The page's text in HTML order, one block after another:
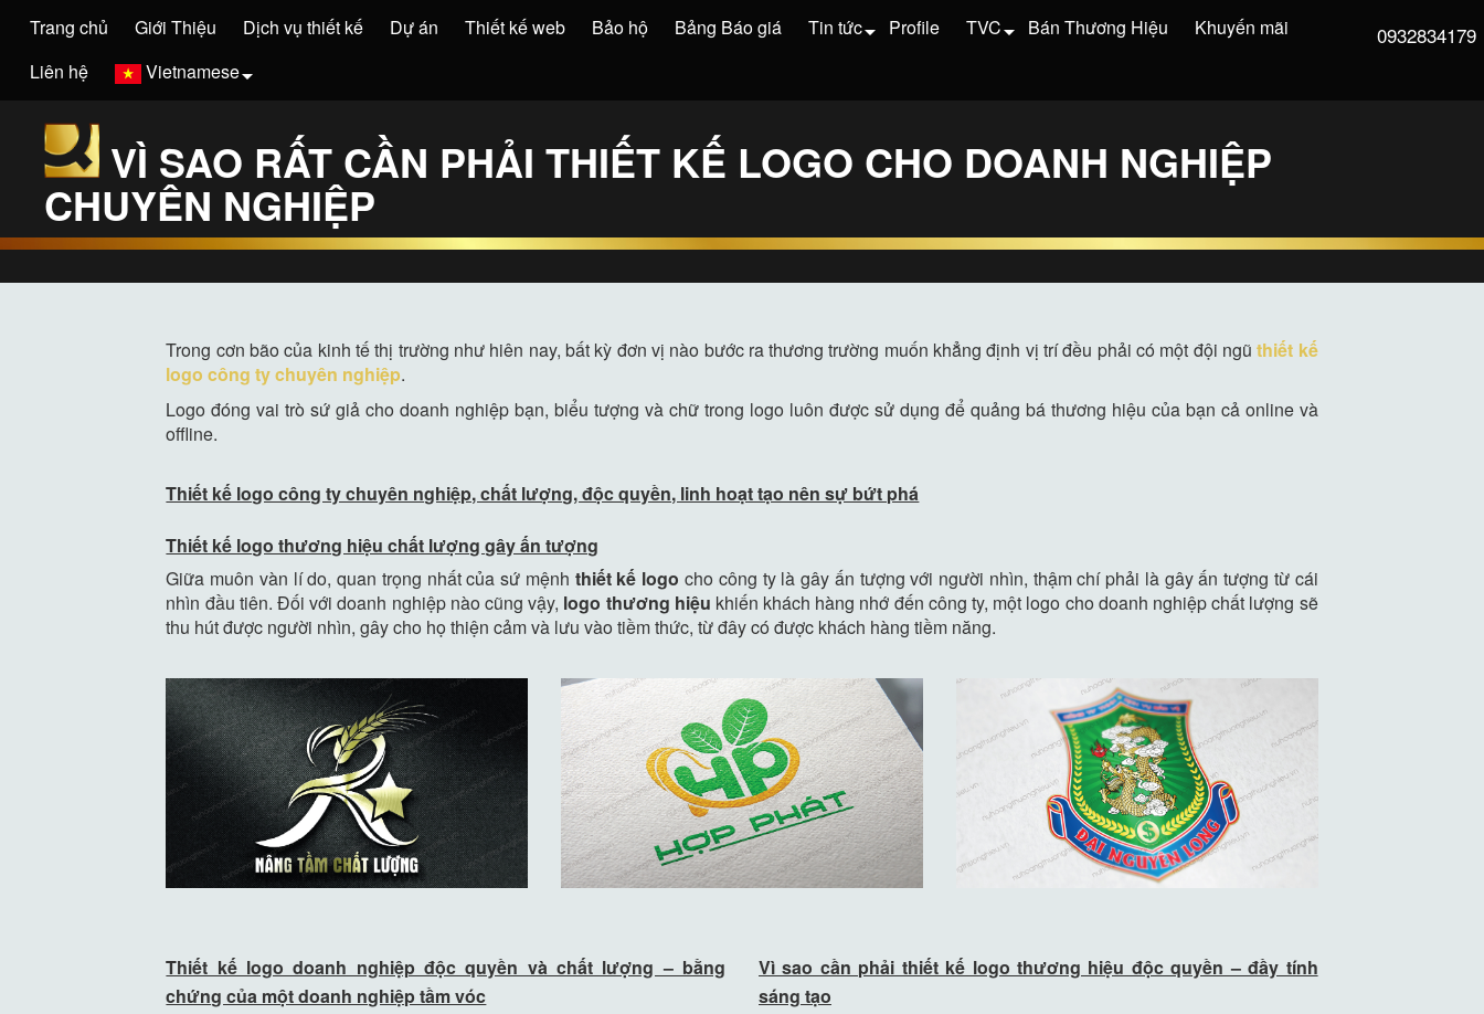
0932834179
Trang chủ Giới Thiệu Dịch vụ thiết kế Dự án Thiết kế web Bảo hộ Bảng Báo giá Tin tức Profile TVC Bán Thương Hiệu
Khuyến mãi
Liên hệ
Vietnamese
VÌ SAO RẤT CẦN PHẢI THIẾT KẾ LOGO CHO DOANH NGHIỆP
CHUYÊN NGHIỆP
Trong cơn bão của kinh tế thị trường như hiên nay, bất kỳ đơn vị nào bước ra thương trường muốn khẳng định vị trí đều phải có một đội ngũthiết kế
logo công ty chuyên nghiệp.
Logo đóng vai trò sứ giả cho doanh nghiệp bạn, biểu tượng và chữ trong logo luôn được sử dụng để quảng bá thương hiệu của bạn cả online và
offline.
Thiết kế logo công ty chuyên nghiệp, chất lượng, độc quyền, linh hoạt tạo nên sự bứt phá
Thiết kế logo thương hiệu chất lượng gây ấn tượng
Giữa muôn vàn lí do, quan trọng nhất của sứ mệnh thiết kế logo cho công ty là gây ấn tượng với người nhìn, thậm chí phải là gây ấn tượng từ cái
nhìn đầu tiên. Đối với doanh nghiệp nào cũng vậy, logo thương hiệu khiến khách hàng nhớ đến công ty, một logo cho doanh nghiệp chất lượng sẽ
thu hút được người nhìn, gây cho họ thiện cảm và lưu vào tiềm thức, từ đây có được khách hàng tiềm năng.
Thiết kế logo doanh nghiệp độc quyền và chất lượng – bằng
chứng của một doanh nghiệp tầm vóc
Vì sao cần phải thiết kế logo thương hiệu độc quyền – đầy tính
sáng tạo